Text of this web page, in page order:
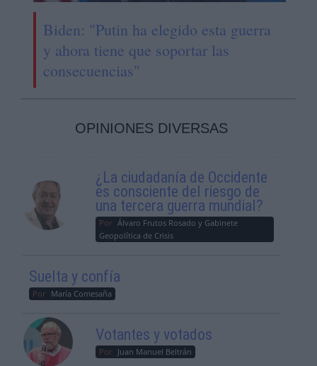
Biden: "Putin ha elegido esta guerra
y ahora tiene que soportar las
consecuencias"
OPINIONES DIVERSAS
¿La ciudadanía de Occidente
es consciente del riesgo de
una tercera guerra mundial?
Por Álvaro Frutos Rosado y Gabinete
Geopolítica de Crisis
Suelta y confía
Por María Comesaña
Votantes y votados
Por Juan Manuel Beltrán